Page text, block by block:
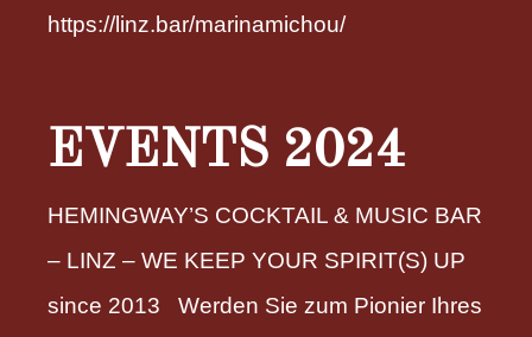
https://linz.bar/marinamichou/
EVENTS 2024
HEMINGWAY’S COCKTAIL & MUSIC BAR
– LINZ – WE KEEP YOUR SPIRIT(S) UP
since 2013 Werden Sie zum Pionier Ihres